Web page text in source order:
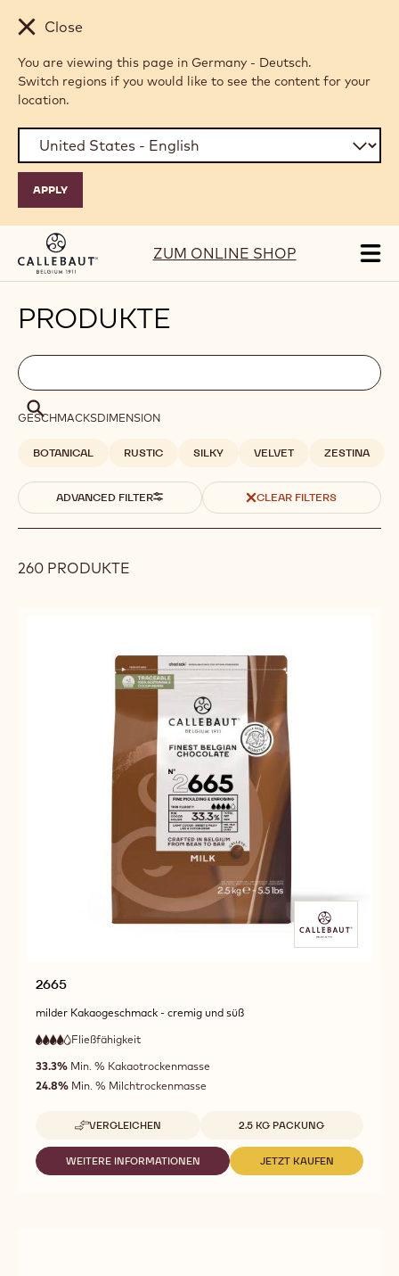
Skip to main content
Close
You are viewing this page in Germany - Deutsch.
Switch regions if you would like to see the content for your
location.
ZUM ONLINE SHOP
PRODUKTE
Filters
Filters:
search
Suche
Suche
GESCHMACKSDIMENSION
BOTANICAL RUSTIC SILKY VELVET ZESTINA
ADVANCED FILTER CLEAR FILTERS
260 PRODUKTE
2665
milder Kakaogeschmack - cremig und süß
4
out
of
5
Fließfähigkeit
Fließfähigkeit
33.3% Min. % Kakaotrockenmasse
24.8% Min. % Milchtrockenmasse
VERGLEICHEN
-
2665
Verfügbare Verpackungsgrößen
2.5 KG PACKUNG
WEITERE INFORMATIONEN
-
JETZT KAUFEN
-